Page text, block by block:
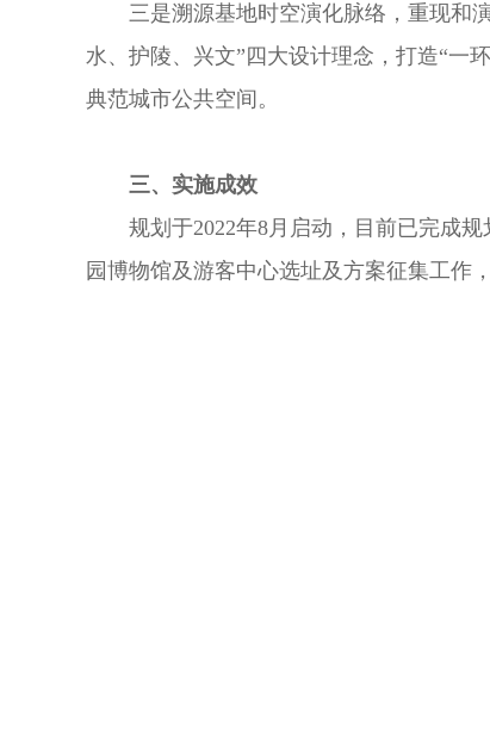
三是溯源基地时空演化脉络，重现和
水、护陵、兴文”四大设计理念，打造“一
典范城市公共空间。
三、实施成效
规划于2022年8月启动，目前已完成
园博物馆及游客中心选址及方案征集工作